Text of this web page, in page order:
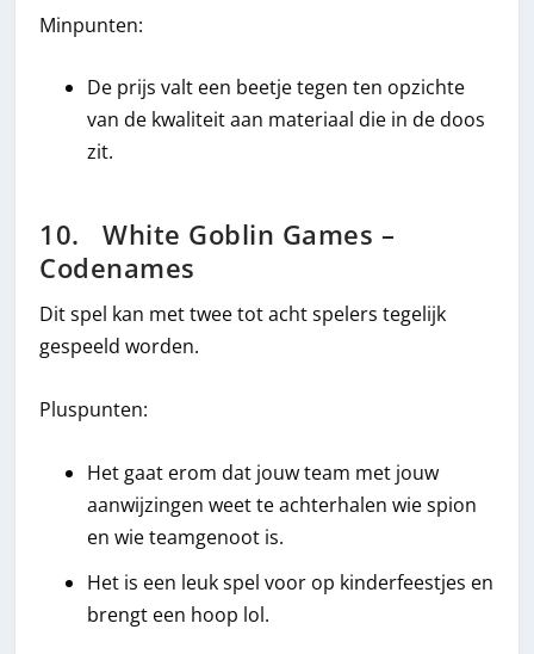
Minpunten:
De prijs valt een beetje tegen ten opzichte
van de kwaliteit aan materiaal die in de doos
zit.
10. White Goblin Games –
Codenames
Dit spel kan met twee tot acht spelers tegelijk
gespeeld worden.
Pluspunten:
Het gaat erom dat jouw team met jouw
aanwijzingen weet te achterhalen wie spion
en wie teamgenoot is.
Het is een leuk spel voor op kinderfeestjes en
brengt een hoop lol.